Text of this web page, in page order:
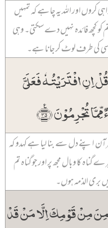
کروں اور اللہ یہ چاہے کہ تمہیں
کو کچھ فائدہ نہیں دے سکتی۔ وہی
کی طرف لوٹ کر جانا ہے۔
اِنِ افۡتَرَیۡتُہٗ فَعَلَیَّ
تُجۡرِمُوۡنَ ﴿٪۳۵﴾
اپنے دل سے بنا لیا ہے کہدو کہ
کا وبال مجھ پر اور جو گناہ تم
الذمہ ہوں۔
مِنۡ قَوۡمِکَ اِلَّا مَنۡ قَدۡ